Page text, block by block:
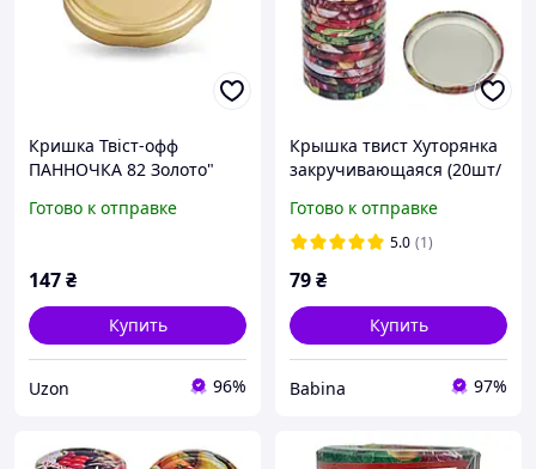
Кришка Твіст-офф
ПАННОЧКА 82 Золото"
емаль)
Готово к отправке
147₴
Купить
Uzon 96%
Крышка твист Хуторянка
закручивающаяся (20шт/
Готово к отправке
5.0 (1)
79₴
Купить
Babina 97%